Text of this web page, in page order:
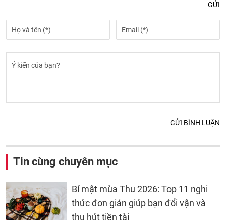
GỬI
GỬI BÌNH LUẬN
Tin cùng chuyên mục
Bí mật mùa Thu 2026: Top 11 nghi
thức đơn giản giúp bạn đổi vận và
thu hút tiền tài